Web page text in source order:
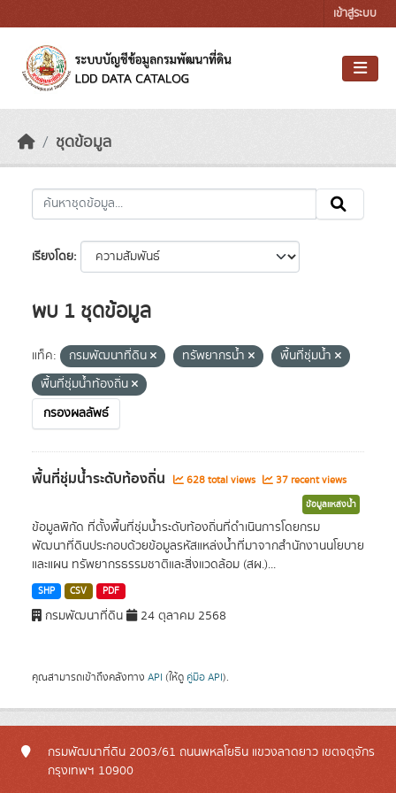
เข้าสู่ระบบ
ชุดข้อมูล
เรียงโดย
พบ 1 ชุดข้อมูล
แท็ค: กรมพัฒนาที่ดิน ทรัพยากรน้ำ
พื้นที่ชุ่มน้ำ
พื้นที่ชุ่มน้ำท้องถิ่น
กรองผลลัพธ์
พื้นที่ชุ่มน้ำระดับท้องถิ่น 628 total views 37 recent views
ข้อมูลแหล่งน้ำ
ข้อมูลพิกัด ที่ตั้งพื้นที่ชุ่มน้ำระดับท้องถิ่นที่ดำเนินการโดยกรม
พัฒนาที่ดินประกอบด้วยข้อมูลรหัสแหล่งน้ำที่มาจากสำนักงานนโยบาย
และแผน ทรัพยากรธรรมชาติและสิ่งแวดล้อม (สผ.)...
SHP CSV PDF
กรมพัฒนาที่ดิน 24 ตุลาคม 2568
คุณสามารถเข้าถึงคลังทาง API (ให้ดู คู่มือ API).
กรมพัฒนาที่ดิน 2003/61 ถนนพหลโยธิน แขวงลาดยาว เขตจตุจักร
กรุงเทพฯ 10900